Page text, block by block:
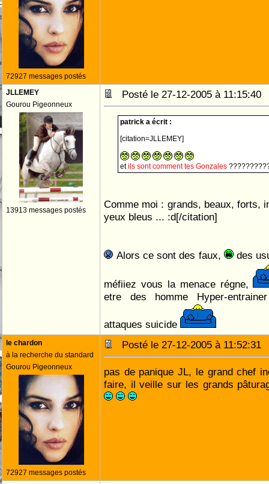
72927 messages postés
JLLEMEY
Gourou Pigeonneux
13913 messages postés
Posté le 27-12-2005 à
patrick a écrit :
[citation=JLLEMEY]
etils sont comment tes Gonzales
Comme moi : grands, beaux, forts,
yeux bleus ... :d[/citation]
Alors ce sont des faux, des
méfiiez vous la menace régne,
etre des homme Hyper-
attaques suicide
le chardon
à la recherche du standard
Gourou Pigeonneux
72927 messages postés
Posté le 27-12-2005 à
pas de panique JL, le grand chef
faire, il veille sur les grands